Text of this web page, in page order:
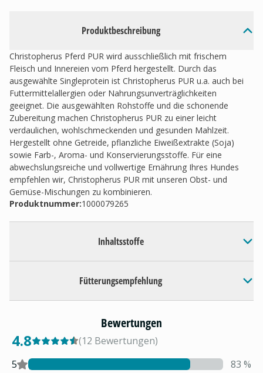
Produktbeschreibung
Christopherus Pferd PUR wird ausschließlich mit frischem
Fleisch und Innereien vom Pferd hergestellt. Durch das
ausgewählte Singleprotein ist Christopherus PUR u.a. auch bei
Futtermittelallergien oder Nahrungsunverträglichkeiten
geeignet. Die ausgewählten Rohstoffe und die schonende
Zubereitung machen Christopherus PUR zu einer leicht
verdaulichen, wohlschmeckenden und gesunden Mahlzeit.
Hergestellt ohne Getreide, pflanzliche Eiweißextrakte (Soja)
sowie Farb-, Aroma- und Konservierungsstoffe. Für eine
abwechslungsreiche und vollwertige Ernährung Ihres Hundes
empfehlen wir, Christopherus PUR mit unseren Obst- und
Gemüse-Mischungen zu kombinieren.
Produktnummer:1000079265
Inhaltsstoffe
Fütterungsempfehlung
Bewertungen
4.8 (12 Bewertungen)
5
83 %